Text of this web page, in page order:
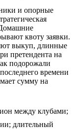
и опорные
квоту заявки.
выкуп, длинные
претендента на
подорожали
времени
сумму на
между клубами;
длительный